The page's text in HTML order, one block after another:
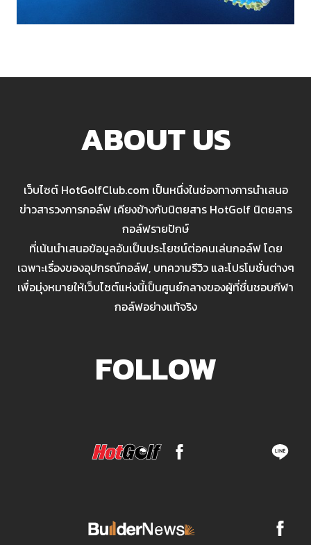
ABOUT US
เว็บไซต์ HotGolfClub.com เป็นหนึ่งในช่องทางการนำเสนอ
ข่าวสารวงการกอล์ฟ เคียงข้างกับนิตยสาร HotGolf นิตยสาร
กอล์ฟรายปักษ์
ที่เน้นนำเสนอข้อมูลอันเป็นประโยชน์ต่อคนเล่นกอล์ฟ โดย
เฉพาะเรื่องของอุปกรณ์กอล์ฟ, บทความรีวิว และโปรโมชั่นต่างๆ
เพื่อมุ่งหมายให้เว็บไซต์แห่งนี้เป็นศูนย์กลางของผู้ที่ชื่นชอบกีฬา
กอล์ฟอย่างแท้จริง
FOLLOW